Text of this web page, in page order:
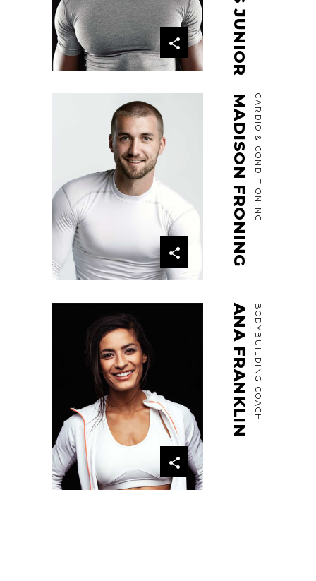
CARDIO & CONDITIONING
MADISON FRONING
BODYBUILDING COACH
ANA FRANKLIN